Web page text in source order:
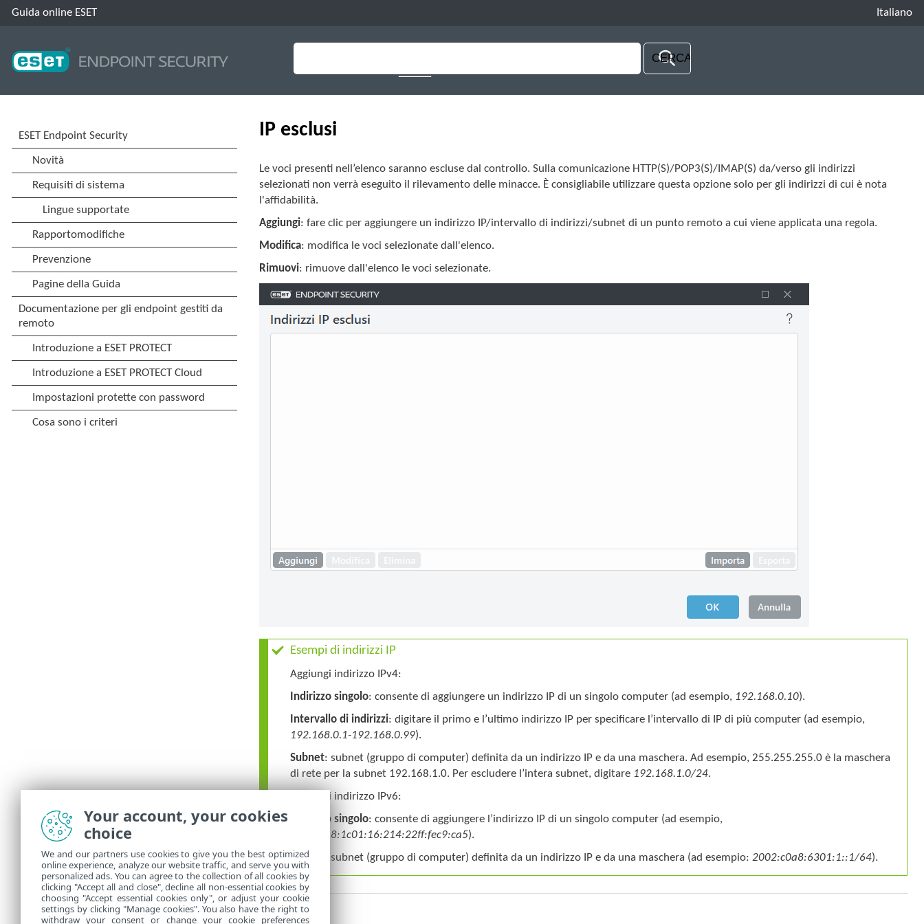
Guida online ESET Italiano
IP esclusi
Le voci presenti nell’elenco saranno escluse dal controllo. Sulla comunicazione HTTP(S)/POP3(S)/IMAP(S) da/verso gli indirizzi
selezionati non verrà eseguito il rilevamento delle minacce. È consigliabile utilizzare questa opzione solo per gli indirizzi di cui è nota
l'affidabilità.
Aggiungi: fare clic per aggiungere un indirizzo IP/intervallo di indirizzi/subnet di un punto remoto a cui viene applicata una regola.
Modifica: modifica le voci selezionate dall'elenco.
Rimuovi: rimuove dall'elenco le voci selezionate.
Esempi di indirizzi IP
Aggiungi indirizzo IPv4:
Indirizzo singolo: consente di aggiungere un indirizzo IP di un singolo computer (ad esempio, 192.168.0.10).
Intervallo di indirizzi: digitare il primo e l’ultimo indirizzo IP per specificare l’intervallo di IP di più computer (ad esempio,
192.168.0.1-192.168.0.99).
Subnet: subnet (gruppo di computer) definita da un indirizzo IP e da una maschera. Ad esempio, 255.255.255.0 è la maschera
di rete per la subnet 192.168.1.0. Per escludere l’intera subnet, digitare 192.168.1.0/24.
Aggiungi indirizzo IPv6:
Indirizzo singolo: consente di aggiungere l’indirizzo IP di un singolo computer (ad esempio,
2001:718:1c01:16:214:22ff:fec9:ca5).
Subnet
: subnet (gruppo di computer) definita da un indirizzo IP e da una maschera (ad esempio:2002:c0a8:6301:1::1/64).
Your account, your cookies
choice
We and our partners use cookies to give you the best optimized
online experience, analyze our website traffic, and serve you with
personalized ads. You can agree to the collection of all cookies by
clicking "Accept all and close", decline all non-essential cookies by
choosing "Accept essential cookies only", or adjust your cookie
settings by clicking "Manage cookies". You also have the right to
withdraw your consent or change your cookie preferences